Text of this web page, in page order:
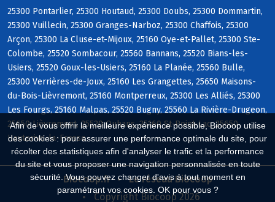
Afin de vous offrir la meilleure expérience possible, Biocoop utilise
des cookies : pour assurer une performance optimale du site, pour
récolter des statistiques afin d'analyser le trafic et la performance
du site et vous proposer une navigation personnalisée en toute
sécurité. Vous pouvez changer d'avis à tout moment en
paramétrant vos cookies. OK pour vous ?
25300 Pontarlier, 25300 Houtaud, 25300 Doubs, 25300 Dommartin,
25300 Vuillecin, 25300 Granges-Narboz, 25300 Chaffois, 25300
Arçon, 25300 La Cluse-et-Mijoux, 25160 Oye-et-Pallet, 25300 Ste-
Colombe, 25520 Sombacour, 25560 Bannans, 25520 Bians-les-
Usiers, 25520 Goux-les-Usiers, 25160 La Planée, 25560 Bulle,
25300 Verrières-de-Joux, 25160 Les Grangettes, 25650 Maisons-
du-Bois-Lièvremont, 25160 Montperreux, 25300 Les Alliés, 25300
Les Fourgs, 25160 Malpas, 25520 Bugny, 25560 La Rivière-Drugeon,
25650 Lièvremont, 25520 Ouhans, 25160 St-Point-Lac, 25650
Hauterive-la-Fresse
Biocoop.fr
Le réseau Biocoop
Copyright Biocoop 2026